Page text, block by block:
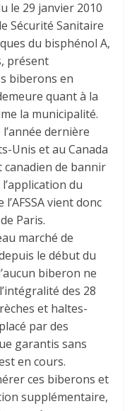
le 29 janvier 2010
Sécurité Sanitaire
du bisphénol A,
présent
biberons en
quant à la
la municipalité.
dernière
Unis et au Canada
de bannir
du
vient donc
Paris.
marché de
le début du
biberon ne
des 28
et haltes-
par des
garantis sans
en cours.
ces biberons et
supplémentaire,